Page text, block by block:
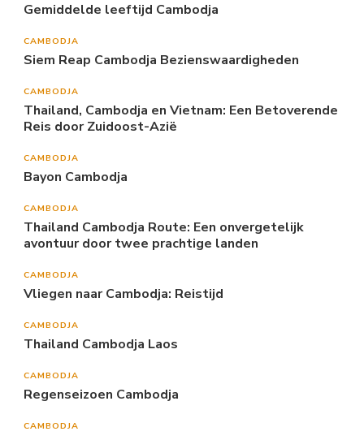
Gemiddelde leeftijd Cambodja
CAMBODJA
Siem Reap Cambodja Bezienswaardigheden
CAMBODJA
Thailand, Cambodja en Vietnam: Een Betoverende
Reis door Zuidoost-Azië
CAMBODJA
Bayon Cambodja
CAMBODJA
Thailand Cambodja Route: Een onvergetelijk
avontuur door twee prachtige landen
CAMBODJA
Vliegen naar Cambodja: Reistijd
CAMBODJA
Thailand Cambodja Laos
CAMBODJA
Regenseizoen Cambodja
CAMBODJA